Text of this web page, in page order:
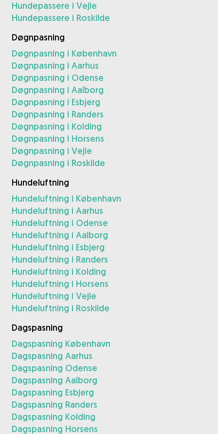
Hundepassere i Vejle
Hundepassere i Roskilde
Døgnpasning
Døgnpasning i København
Døgnpasning i Aarhus
Døgnpasning i Odense
Døgnpasning i Aalborg
Døgnpasning i Esbjerg
Døgnpasning i Randers
Døgnpasning i Kolding
Døgnpasning i Horsens
Døgnpasning i Vejle
Døgnpasning i Roskilde
Hundeluftning
Hundeluftning i København
Hundeluftning i Aarhus
Hundeluftning i Odense
Hundeluftning i Aalborg
Hundeluftning i Esbjerg
Hundeluftning i Randers
Hundeluftning i Kolding
Hundeluftning i Horsens
Hundeluftning i Vejle
Hundeluftning i Roskilde
Dagspasning
Dagspasning København
Dagspasning Aarhus
Dagspasning Odense
Dagspasning Aalborg
Dagspasning Esbjerg
Dagspasning Randers
Dagspasning Kolding
Dagspasning Horsens